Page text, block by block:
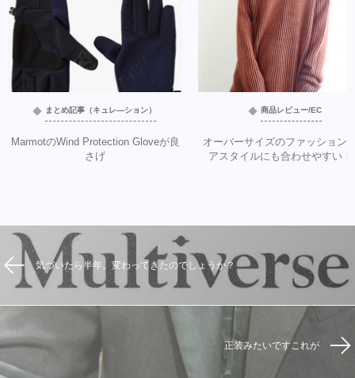
まとめ記事（キュレ―ション）
MarmotのWind Protection Gloveが良
さげ
商品レビュー/EC
オーバーサイズのファッション
アスタイルにも合わせやすい！
気づいたら半年。変わってきたのでしょうか？
正装みたいですこれが